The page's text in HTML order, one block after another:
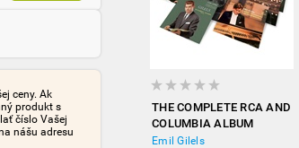
ceny. Ak
produkt s
číslo Vašej
nášu adresu
THE COMPLETE RCA AND
COLUMBIA ALBUM
COLLECTION
Emil Gilels